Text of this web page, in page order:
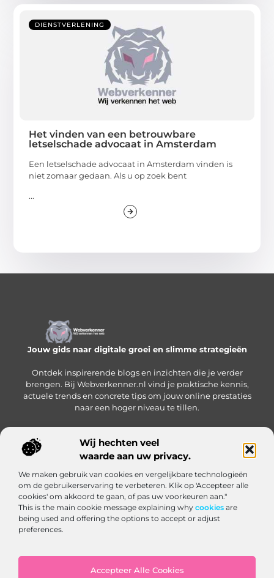
Wij hechten veel
waarde aan uw privacy.
We maken gebruik van cookies en vergelijkbare technologieën
om de gebruikerservaring te verbeteren. Klik op 'Accepteer alle
cookies' om akkoord te gaan, of pas uw voorkeuren aan."
This is the main cookie message explaining why cookies are
being used and offering the options to accept or adjust
preferences.
Accepteer Alle Cookies
DIENSTVERLENING
Het vinden van een betrouwbare
letselschade advocaat in Amsterdam
Een letselschade advocaat in Amsterdam vinden is
niet zomaar gedaan. Als u op zoek bent
...
Jouw gids naar digitale groei en slimme strategieën
Ontdek inspirerende blogs en inzichten die je verder
brengen. Bij Webverkenner.nl vind je praktische kennis,
actuele trends en concrete tips om jouw online prestaties
naar een hoger niveau te tillen.
Onze informatie
Bericht categorie